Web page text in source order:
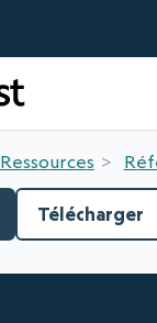
Ressources
Télécharger